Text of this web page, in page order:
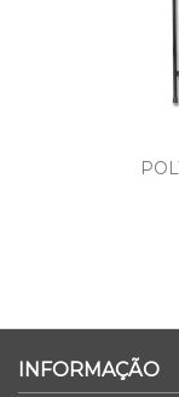
INFORMAÇÃO